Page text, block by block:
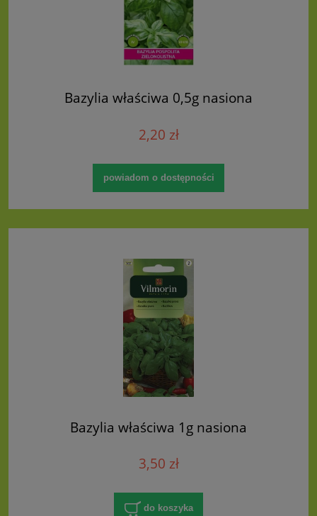
Bazylia właściwa 0,5g nasiona
2,20 zł
powiadom o dostępności
Bazylia właściwa 1g nasiona
3,50 zł
do koszyka